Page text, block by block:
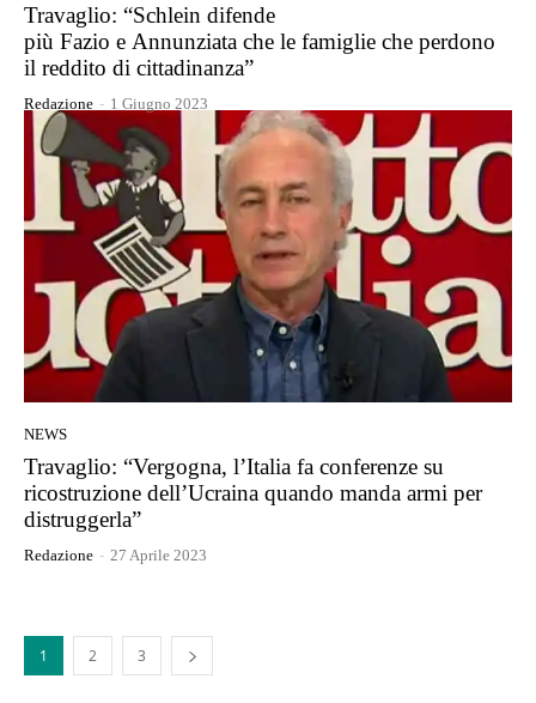
Travaglio: “Schlein difende
più Fazio e Annunziata che le famiglie che perdono
il reddito di cittadinanza”
Redazione - 1 Giugno 2023
NEWS
Travaglio: “Vergogna, l’Italia fa conferenze su
ricostruzione dell’Ucraina quando manda armi per
distruggerla”
Redazione - 27 Aprile 2023
1 2 3